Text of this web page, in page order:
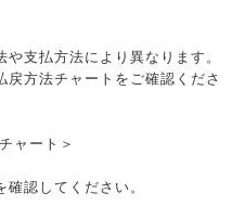
支払方法により異なります。
方法チャートをご確認くださ
ャート＞
認してください。